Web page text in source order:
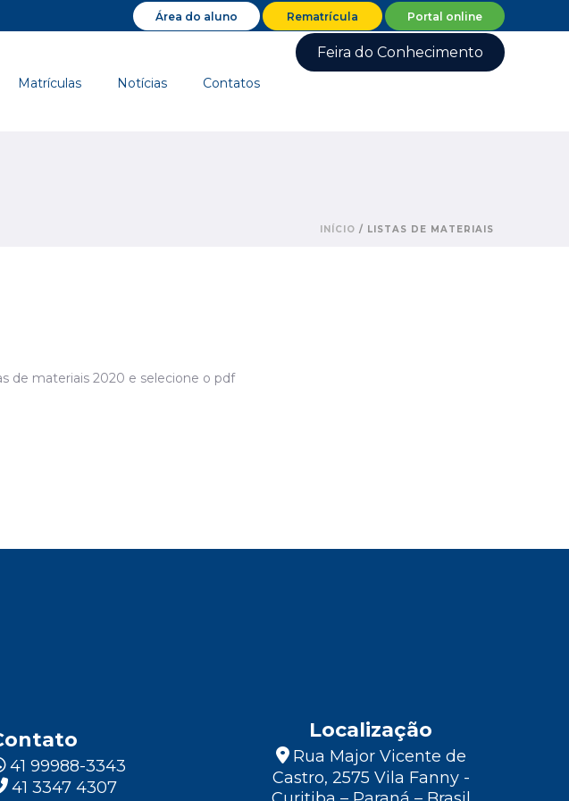
Área do aluno Rematrícula Portal online
Matrículas Notícias Contatos
Feira do Conhecimento
INÍCIO / LISTAS DE MATERIAIS
de materiais 2020 e selecione o pdf
41 99988-3343
41 3347 4307
Localização
Rua Major Vicente de
Castro, 2575 Vila Fanny -